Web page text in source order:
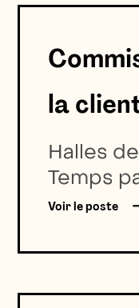
la
Halles
Temps
Voir le poste